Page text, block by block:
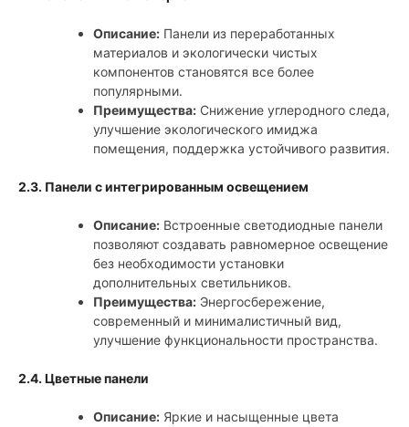
Описание: Панели из переработанных
материалов и экологически чистых
компонентов становятся все более
популярными.
Преимущества: Снижение углеродного следа,
улучшение экологического имиджа
помещения, поддержка устойчивого развития.
2.3. Панели с интегрированным освещением
Описание: Встроенные светодиодные панели
позволяют создавать равномерное освещение
без необходимости установки
дополнительных светильников.
Преимущества: Энергосбережение,
современный и минималистичный вид,
улучшение функциональности пространства.
2.4. Цветные панели
Описание: Яркие и насыщенные цвета